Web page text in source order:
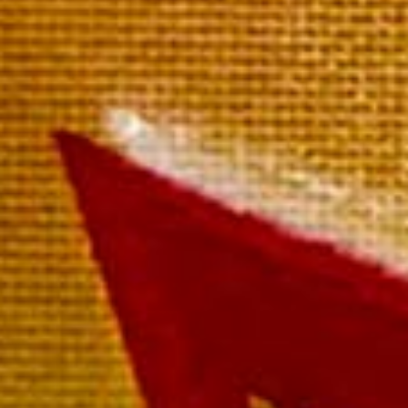
Extra Brut Millésimé
La bouteille 54,00 €
Paiement rapide et sécurisé
Livraison sous 72 heures
Livraison offerte à partir de
Rosé de Mailly